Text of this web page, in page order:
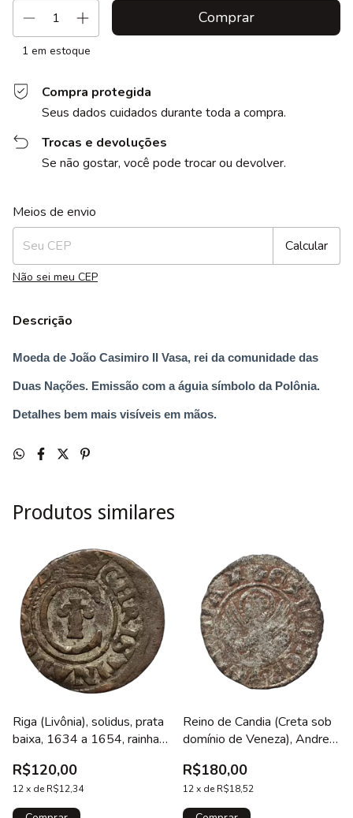
1 em estoque
Compra protegida
Seus dados cuidados durante toda a compra.
Trocas e devoluções
Se não gostar, você pode trocar ou devolver.
Entregas para o CEP:
Meios de envio
Calcular
Não sei meu CEP
Descrição
Moeda de João Casimiro II Vasa, rei da comunidade das
Duas Nações. Emissão com a águia símbolo da Polônia.
Detalhes bem mais visíveis em mãos.
Produtos similares
Riga (Livônia), solidus, prata
baixa, 1634 a 1654, rainha
R$120,00
12x de R$12,34
Reino de Candia (Creta sob
domínio de Veneza), Andrea
baixa, 18 mm, 0.7 g, 1368 a
1382, N#114237
R$180,00
12x de R$18,52